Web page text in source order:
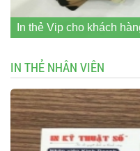
In thẻ Vip cho khách
IN THẺ NHÂN VIÊN